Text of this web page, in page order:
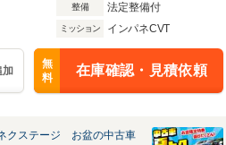
整備 法定整備付
ミッション インパネCVT
無
料
在庫確認・見積依頼
クステージ お盆の中古車